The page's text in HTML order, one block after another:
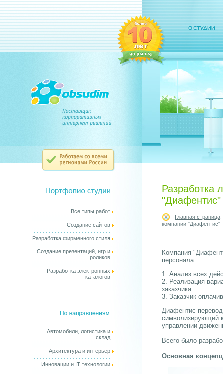
Все типы работ
Создание сайтов
Разработка фирменного стиля
Создание презентаций, игр и
роликов
Разработка электронных
каталогов
Автомобили, логистика и
склад
Архитектура и интерьер
Инновации и IT технологии
Разработка
"Диафентис"
Главная страница
компании "Диафентис"
Компания
персонала:
1. Анализ всех
2. Реализация
заказчика.
3. Заказчик
Диафентис
символизирующий
управлении
Всего было
Основная